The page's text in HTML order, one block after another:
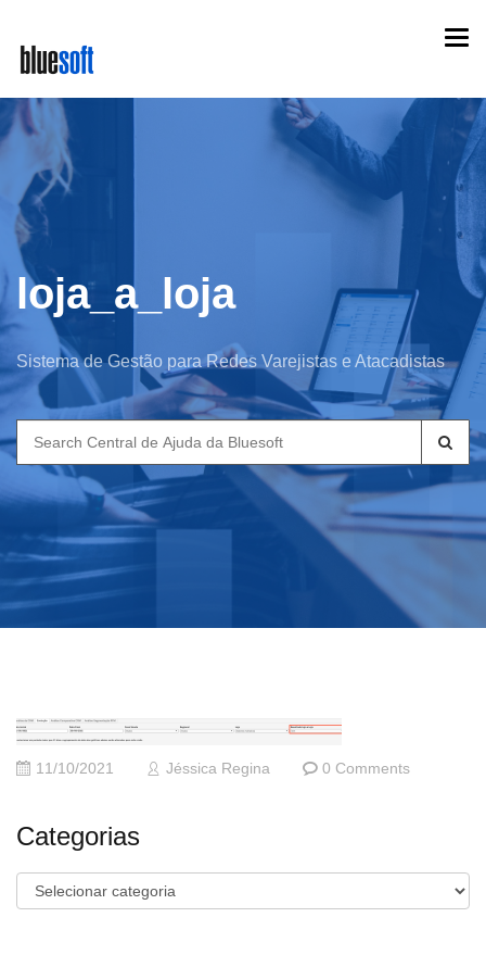
main
content
loja_a_loja
Sistema de Gestão para Redes Varejistas e Atacadistas
Search
for:
11/10/2021 Jéssica Regina 0 Comments
Categorias
Categorias